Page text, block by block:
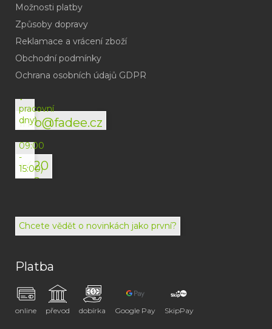
Možnosti platby
Způsoby dopravy
Reklamace a vrácení zboží
Obchodní podmínky
Ochrana osobních údajů GDPR
info@fadee.cz
(odpověď
do
v
pracovní
dny)
+420
792
072
(Po-
09:00
-
15:00)
Chcete vědět o novinkách jako první?
Platba
online převod dobírka Google Pay SkipPay